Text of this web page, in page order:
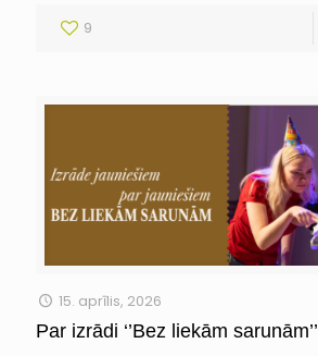
9
15. aprīlis, 2026
Par izrādi ‘’Bez liekām sarunām’’